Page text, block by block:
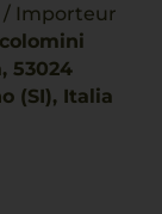
/ Importeur
53024
(SI), Italia